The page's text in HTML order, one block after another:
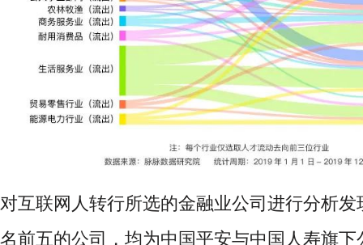
对互联网人转行所选的金融业公司进行分析
名前五的公司，均为中国平安与中国人寿旗下